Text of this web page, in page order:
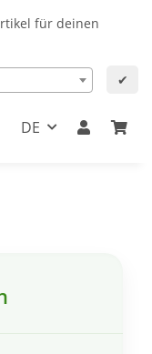
für deinen
✔
DE